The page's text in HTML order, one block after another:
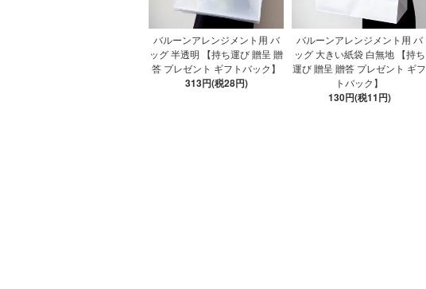
バルーンアレンジメント用 バ
ッグ 半透明 【持ち運び 贈呈 贈
答 プレゼント ギフトバック】
313円(税28円)
バルーンアレンジメント用 バ
ッグ 大きい紙袋 白無地 【持ち
運び 贈呈 贈答 プレゼント ギフ
トバック】
130円(税11円)